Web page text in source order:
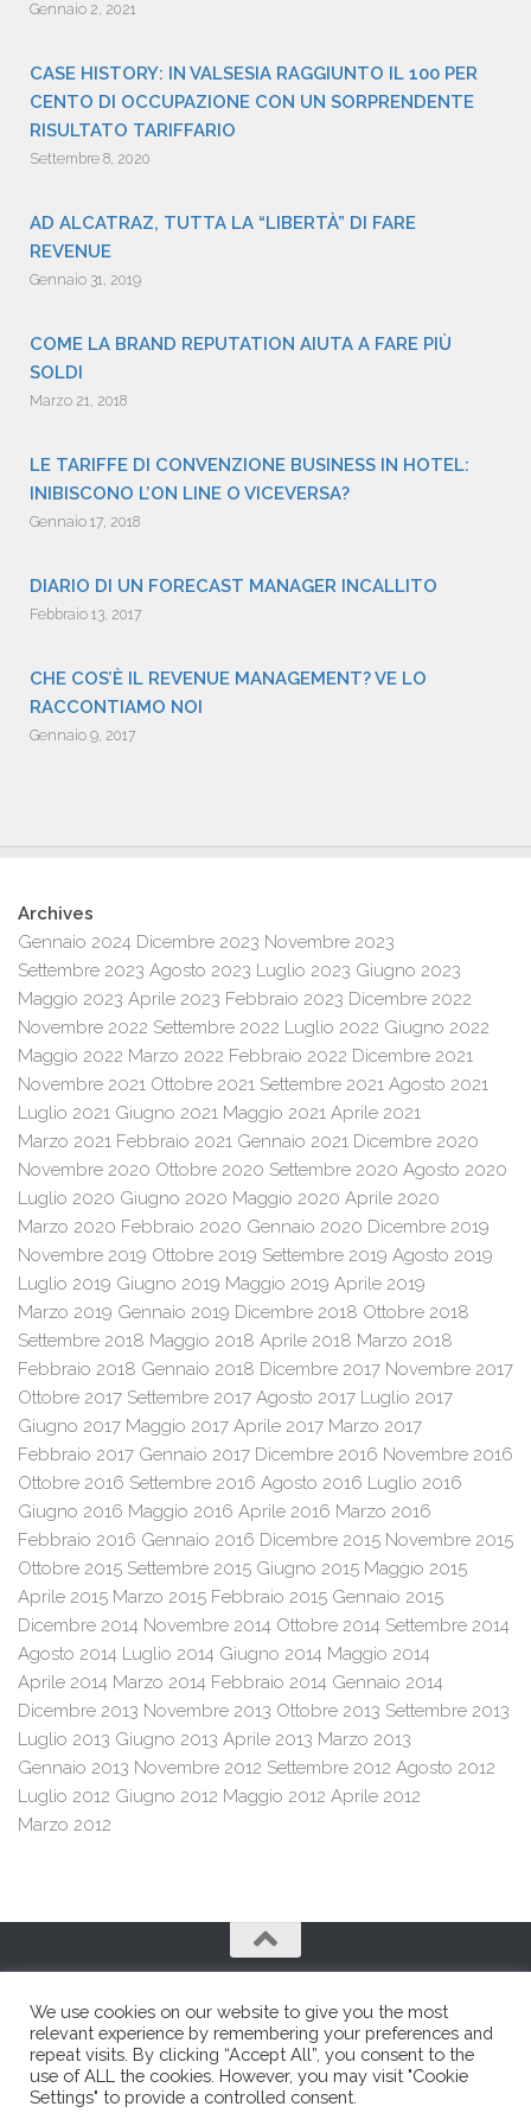
Gennaio 2, 2021
CASE HISTORY: IN VALSESIA RAGGIUNTO IL 100 PER
CENTO DI OCCUPAZIONE CON UN SORPRENDENTE
RISULTATO TARIFFARIO
Settembre 8, 2020
AD ALCATRAZ, TUTTA LA “LIBERTÀ” DI FARE
REVENUE
Gennaio 31, 2019
COME LA BRAND REPUTATION AIUTA A FARE PIÙ
SOLDI
Marzo 21, 2018
LE TARIFFE DI CONVENZIONE BUSINESS IN HOTEL:
INIBISCONO L’ON LINE O VICEVERSA?
Gennaio 17, 2018
DIARIO DI UN FORECAST MANAGER INCALLITO
Febbraio 13, 2017
CHE COS’È IL REVENUE MANAGEMENT? VE LO
RACCONTIAMO NOI
Gennaio 9, 2017
Archives
Gennaio 2024 Dicembre 2023 Novembre 2023
Settembre 2023 Agosto 2023 Luglio 2023 Giugno 2023
Maggio 2023 Aprile 2023 Febbraio 2023 Dicembre 2022
Novembre 2022 Settembre 2022 Luglio 2022 Giugno 2022
Maggio 2022 Marzo 2022 Febbraio 2022 Dicembre 2021
Novembre 2021 Ottobre 2021 Settembre 2021 Agosto 2021
Luglio 2021 Giugno 2021 Maggio 2021 Aprile 2021
Marzo 2021 Febbraio 2021 Gennaio 2021 Dicembre 2020
Novembre 2020 Ottobre 2020 Settembre 2020 Agosto 2020
Luglio 2020 Giugno 2020 Maggio 2020 Aprile 2020
Marzo 2020 Febbraio 2020 Gennaio 2020 Dicembre 2019
Novembre 2019 Ottobre 2019 Settembre 2019 Agosto 2019
Luglio 2019 Giugno 2019 Maggio 2019 Aprile 2019
Marzo 2019 Gennaio 2019 Dicembre 2018 Ottobre 2018
Settembre 2018 Maggio 2018 Aprile 2018 Marzo 2018
Febbraio 2018 Gennaio 2018 Dicembre 2017 Novembre 2017
Ottobre 2017 Settembre 2017 Agosto 2017 Luglio 2017
Giugno 2017 Maggio 2017 Aprile 2017 Marzo 2017
Febbraio 2017 Gennaio 2017 Dicembre 2016 Novembre 2016
Ottobre 2016 Settembre 2016 Agosto 2016 Luglio 2016
Giugno 2016 Maggio 2016 Aprile 2016 Marzo 2016
Febbraio 2016 Gennaio 2016 Dicembre 2015 Novembre 2015
Ottobre 2015 Settembre 2015 Giugno 2015 Maggio 2015
Aprile 2015 Marzo 2015 Febbraio 2015 Gennaio 2015
Dicembre 2014 Novembre 2014 Ottobre 2014 Settembre 2014
Agosto 2014 Luglio 2014 Giugno 2014 Maggio 2014
Aprile 2014 Marzo 2014 Febbraio 2014 Gennaio 2014
Dicembre 2013 Novembre 2013 Ottobre 2013 Settembre 2013
Luglio 2013 Giugno 2013 Aprile 2013 Marzo 2013
Gennaio 2013 Novembre 2012 Settembre 2012 Agosto 2012
Luglio 2012 Giugno 2012 Maggio 2012 Aprile 2012
Marzo 2012
Franco e Franco SRL © 2026. All Rights Reserved.
We use cookies on our website to give you the most
relevant experience by remembering your preferences and
repeat visits. By clicking “Accept All”, you consent to the
use of ALL the cookies. However, you may visit "Cookie
Settings" to provide a controlled consent.